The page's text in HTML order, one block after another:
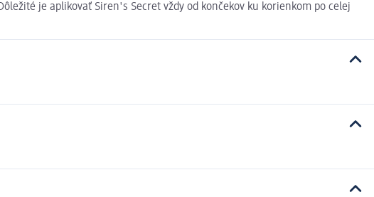
je aplikovať Siren's Secret vždy od končekov ku korienkom po celej